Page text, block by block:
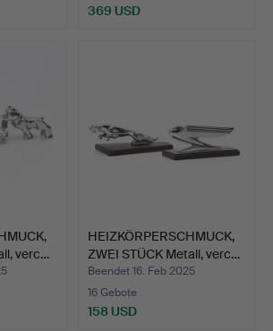
369 USD
verc…
HEIZKÖRPERSCHMUCK,
ZWEI STÜCK Metall, verc…
Beendet 16. Feb 2025
16 Gebote
158 USD